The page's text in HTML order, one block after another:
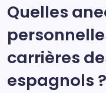
Quelles
carrières
espagnols ?